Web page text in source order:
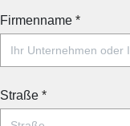
Firmenname *
Straße *